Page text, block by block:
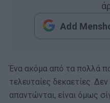
Add
Ένα ακόμα από τα πολλά
τελευταίες δεκαετίες.
απαντώνται, είναι όμως